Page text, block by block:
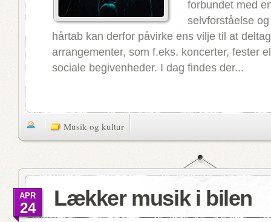
forbundet med
selvforståelse
hårtab kan derfor påvirke ens vilje til at
arrangementer, som f.eks. koncerter, fester
sociale begivenheder. I dag findes der...
Musik og kultur
Lækker musik i bilen
APR
24